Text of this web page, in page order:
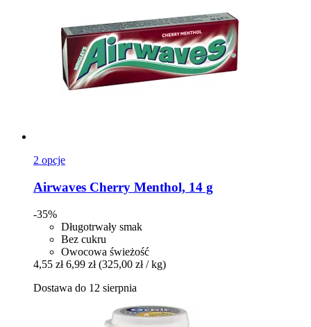
2 opcje
Airwaves Cherry Menthol, 14 g
-35%
Długotrwały smak
Bez cukru
Owocowa świeżość
4,55 zł 6,99 zł (325,00 zł / kg)
Dostawa do 12 sierpnia